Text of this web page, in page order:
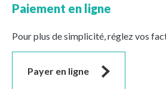
Paiement en ligne
Pour plus de simplicité, réglez vos
Payer en ligne